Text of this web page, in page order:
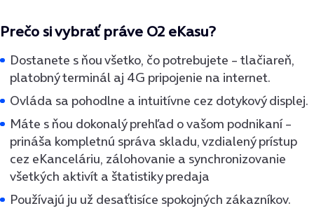
Prečo si vybrať práve O2 eKasu?
Dostanete s ňou všetko, čo potrebujete – tlačiareň,
platobný terminál aj 4G pripojenie na internet.
Ovláda sa pohodlne a intuitívne cez dotykový displej.
Máte s ňou dokonalý prehľad o vašom podnikaní –
prináša kompletnú správa skladu, vzdialený prístup
cez eKanceláriu, zálohovanie a synchronizovanie
všetkých aktivít a štatistiky predaja
Používajú ju už desaťtisíce spokojných zákazníkov.